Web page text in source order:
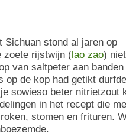
Sichuan stond al jaren op
zoete rijstwijn (lao zao) niet
van saltpeter aan banden
op de kop had getikt
sowieso beter nitrietzout
in het recept die
stomen en frituren.